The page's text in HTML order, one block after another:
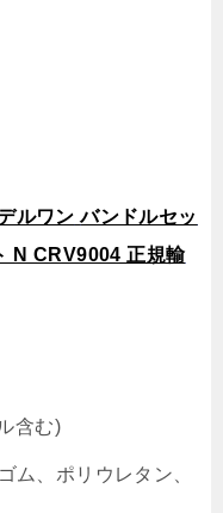
ルワン バンドルセッ
N CRV9004 正規輸
含む)
ム、ポリウレタン、